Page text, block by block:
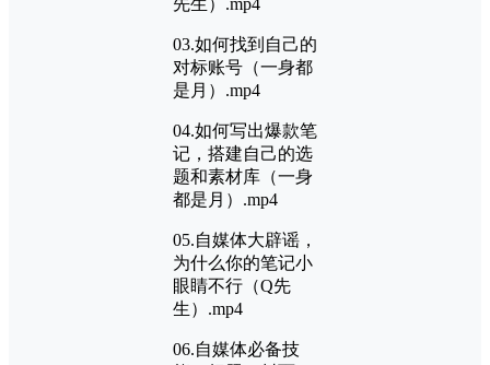
先生）.mp4
03.如何找到自己的
对标账号（一身都
是月）.mp4
04.如何写出爆款笔
记，搭建自己的选
题和素材库（一身
都是月）.mp4
05.自媒体大辟谣，
为什么你的笔记小
眼睛不行（Q先
生）.mp4
06.自媒体必备技